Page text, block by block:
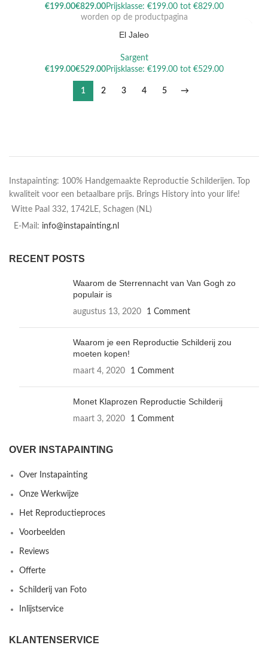
€
€
Dit product heeft meerdere variaties. Deze optie kan gekozen
worden op de productpagina
El Jaleo
Sargent
€
€
1 2 3 4 5 →
Instapainting: 100% Handgemaakte Reproductie Schilderijen. Top
kwaliteit voor een betaalbare prijs. Brings History into your life!
Witte Paal 332, 1742LE, Schagen (NL)
E-Mail: info@instapainting.nl
RECENT POSTS
Waarom de Sterrennacht van Van Gogh zo
populair is
augustus 13, 2020 1 Comment
Waarom je een Reproductie Schilderij zou
moeten kopen!
maart 4, 2020 1 Comment
Monet Klaprozen Reproductie Schilderij
maart 3, 2020 1 Comment
OVER INSTAPAINTING
Over Instapainting
Onze Werkwijze
Het Reproductieproces
Voorbeelden
Reviews
Offerte
Schilderij van Foto
Inlijstservice
KLANTENSERVICE